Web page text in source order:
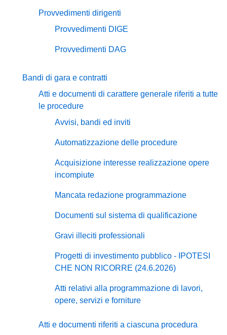
Provvedimenti dirigenti
Provvedimenti DIGE
Provvedimenti DAG
Bandi di gara e contratti
Atti e documenti di carattere generale riferiti a tutte
le procedure
Avvisi, bandi ed inviti
Automatizzazione delle procedure
Acquisizione interesse realizzazione opere
incompiute
Mancata redazione programmazione
Documenti sul sistema di qualificazione
Gravi illeciti professionali
Progetti di investimento pubblico - IPOTESI
CHE NON RICORRE (24.6.2026)
Atti relativi alla programmazione di lavori,
opere, servizi e forniture
Atti e documenti riferiti a ciascuna procedura